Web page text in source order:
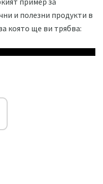
и полезни продукти в
която ще ви трябва: